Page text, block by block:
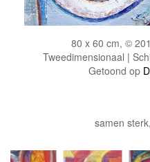
80 x 60 cm, ©
Tweedimensionaal |
Getoond op
samen